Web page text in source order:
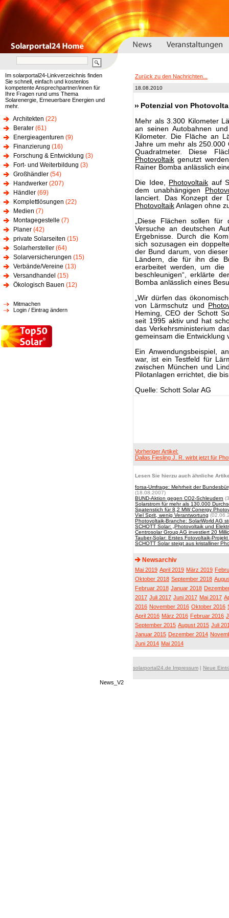
Im solarportal24-Linkverzeichnis finden
Sie schnell, einfach und kostenlos
kompetente Ansprechpartner/innen für
Ihre Fragen rund ums Thema
Solarenergie, Erneuerbare Energien und
mehr.
Architekten (22)
Berater (61)
Energieagenturen (9)
Finanzierung (16)
Forschung & Entwicklung (3)
Fort- und Weiterbildung (3)
Großhändler (54)
Handwerker (207)
Händler (69)
Komplettlösungen (22)
Medien (7)
Montagegestelle (7)
Planer (42)
private Solarseiten (15)
Solarhersteller (64)
Solarversicherungen (15)
Verbände/Vereine (13)
Versandhandel (15)
Ökologisch Bauen (12)
Mitmachen
Login / Eintrag ändern
Zurück zu den Nachrichten...
18.08.2010
Potenzial von
Mehr als 3.300 Kilometer
an seinen Autobahnen
Kilometer. Die Fläche an
Jahre um mehr als 250.000
Quadratmeter. Diese
Photovoltaik genutzt
Rainer Bomba anlässlich
Die Idee, Photovoltaik auf
dem unabhängigen
lanciert. Das Konzept der
Photovoltaik Anlagen ohne
„Diese Flächen sollen
Versuche an deutschen
Ergebnisse. Durch die
sich sozusagen ein
der Bund darum, von
Ländern, die für ihn die
erarbeitet werden, um die
beschleunigen“, erklärte
Bomba anlässlich eines
„Wir dürfen das
von Lärmschutz und
Heming, CEO der Schott
seit 1995 aktiv und hat
das Verkehrsministerium
gemeinsam die Entwicklung
Ein Anwendungsbeispiel,
war, ist ein Testfeld für
zwischen München und
Pilotanlagen errichtet, die
Quelle: Schott Solar AG
Vorheriger Artikel:
Dallas Fiesling J. R. wirbt jetzt für
Lesen Sie hierzu auch ähnliche
forsa-Umfrage: Mehrheit der
(18.08.2007)
BUND-Aktion gegen CO2-Schleudern
Solarstrom für mehr als 130.000
Spatenstich für 8,2 MW Conergy
Viel Sprit, wenig Verantwortung
Photovoltaik-Branche: SolarWorld AG
SCHOTT Solar: „Photovoltaik und
Centrosolar Group AG investiert 20
Tauber-Solar: Erstes Fotovoltaik-
SCHOTT Solar steigt aus kristalliner
Newsarchiv
Mai 2019 April 2019 März 2019
Oktober 2018 September 2018
Februar 2018 Januar 2018
2017 Juli 2017 Juni 2017 Mai 2017
2016 November 2016 Oktober 2016
April 2016 März 2016 Februar 2016
September 2015 August 2015 Juli
Januar 2015 Dezember 2014
Juni 2014 Mai 2014
solarportal24.de Impressum | Neue
News_V2